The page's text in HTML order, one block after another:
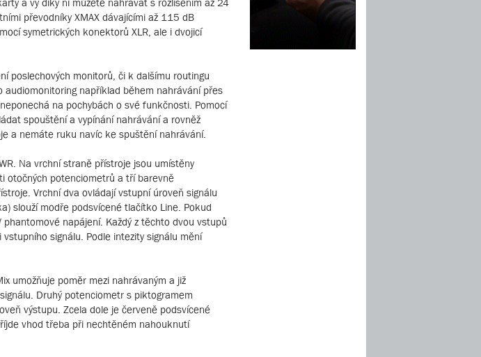
převodníky XMAX dávajícími až 115 dB
symetrických konektorů XLR, ale i dvojicí
poslechových monitorů, či k dalšímu routingu
audiomonitoring například během nahrávání přes
na pochybách o své funkčnosti. Pomocí
spouštění a vypínání nahrávání a rovněž
a nemáte ruku navíc ke spuštění nahrávání.
Na vrchní straně přístroje jsou umístěny
otočných potenciometrů a tří barevně
Vrchní dva ovládají vstupní úroveň signálu
slouží modře podsvícené tlačítko Line. Pokud
napájení. Každý z těchto dvou vstupů
signálu. Podle intezity signálu mění
umožňuje poměr mezi nahrávaným a již
Druhý potenciometr s piktogramem
výstupu. Zcela dole je červeně podsvícené
vhod třeba při nechtěném nahouknutí